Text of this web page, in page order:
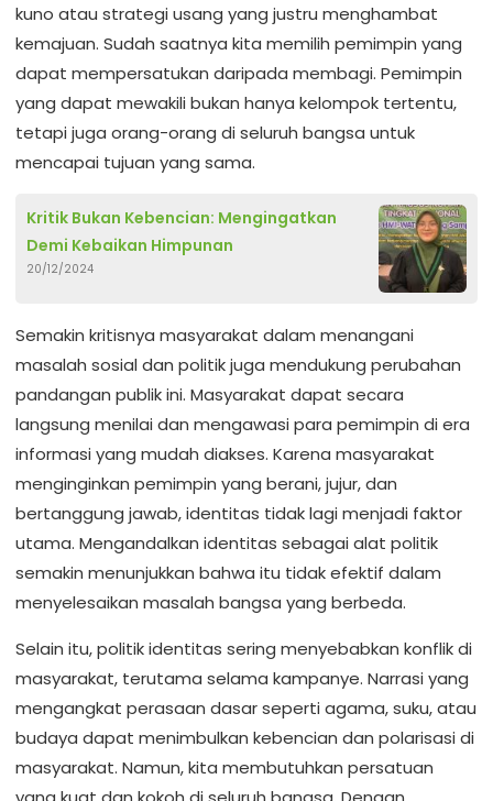
kuno atau strategi usang yang justru menghambat
kemajuan. Sudah saatnya kita memilih pemimpin yang
dapat mempersatukan daripada membagi. Pemimpin
yang dapat mewakili bukan hanya kelompok tertentu,
tetapi juga orang-orang di seluruh bangsa untuk
mencapai tujuan yang sama.
Kritik Bukan Kebencian: Mengingatkan
Demi Kebaikan Himpunan
20/12/2024
Semakin kritisnya masyarakat dalam menangani
masalah sosial dan politik juga mendukung perubahan
pandangan publik ini. Masyarakat dapat secara
langsung menilai dan mengawasi para pemimpin di era
informasi yang mudah diakses. Karena masyarakat
menginginkan pemimpin yang berani, jujur, dan
bertanggung jawab, identitas tidak lagi menjadi faktor
utama. Mengandalkan identitas sebagai alat politik
semakin menunjukkan bahwa itu tidak efektif dalam
menyelesaikan masalah bangsa yang berbeda.
Selain itu, politik identitas sering menyebabkan konflik di
masyarakat, terutama selama kampanye. Narrasi yang
mengangkat perasaan dasar seperti agama, suku, atau
budaya dapat menimbulkan kebencian dan polarisasi di
masyarakat. Namun, kita membutuhkan persatuan